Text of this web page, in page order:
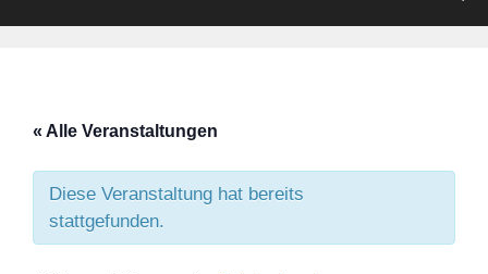
« Alle Veranstaltungen
Diese Veranstaltung hat bereits
stattgefunden.